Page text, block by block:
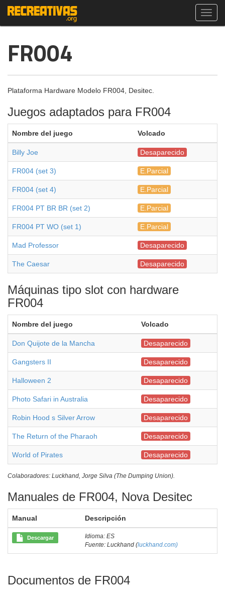
FR004
Plataforma Hardware Modelo FR004, Desitec.
Juegos adaptados para FR004
Nombre del juego Volcado
Billy Joe Desaparecido
FR004 (set 3) E.Parcial
FR004 (set 4) E.Parcial
FR004 PT BR BR (set 2) E.Parcial
FR004 PT WO (set 1) E.Parcial
Mad Professor Desaparecido
The Caesar Desaparecido
Máquinas tipo slot con hardware
FR004
Nombre del juego Volcado
Don Quijote de la Mancha Desaparecido
Gangsters II Desaparecido
Halloween 2 Desaparecido
Photo Safari in Australia Desaparecido
Robin Hood s Silver Arrow Desaparecido
The Return of the Pharaoh Desaparecido
World of Pirates Desaparecido
Colaboradores: Luckhand, Jorge Silva (The Dumping Union).
Manuales de FR004, Nova Desitec
Manual Descripción
Descargar
Idioma: ES
Fuente: Luckhand (luckhand.com)
Documentos de FR004